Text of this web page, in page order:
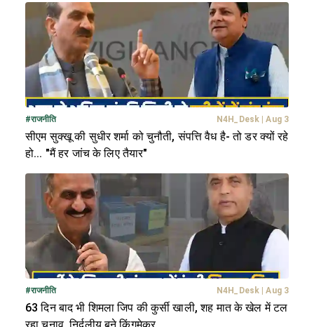
#राजनीति N4H_Desk Aug 3
सीएम सुक्खू की सुधीर शर्मा को चुनौती, संपत्ति वैध है- तो डर क्यों रहे
हो... "मैं हर जांच के लिए तैयार"
#राजनीति N4H_Desk Aug 3
63 दिन बाद भी शिमला जिप की कुर्सी खाली, शह मात के खेल में टल